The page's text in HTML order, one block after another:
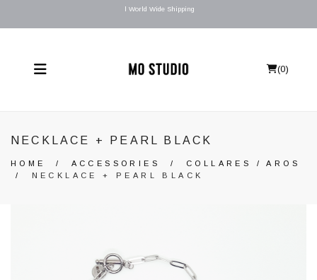
l World Wide Shipping
(0)
NECKLACE + PEARL BLACK
HOME / ACCESSORIES / COLLARES / AROS
/
NECKLACE + PEARL BLACK